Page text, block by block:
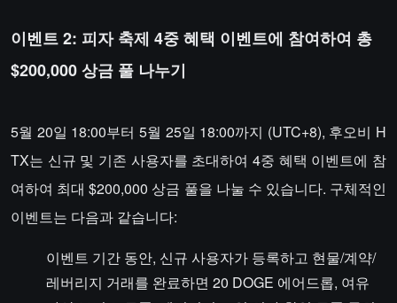
이벤트 2: 피자 축제 4중 혜택 이벤트에 참여하여 총
$200,000 상금 풀 나누기
5월 20일 18:00부터 5월 25일 18:00까지 (UTC+8), 후오비 H
TX는 신규 및 기존 사용자를 초대하여 4중 혜택 이벤트에 참
여하여 최대 $200,000 상금 풀을 나눌 수 있습니다. 구체적인
이벤트는 다음과 같습니다:
이벤트 기간 동안, 신규 사용자가 등록하고 현물/계약/
레버리지 거래를 완료하면 20 DOGE 에어드롭, 여유